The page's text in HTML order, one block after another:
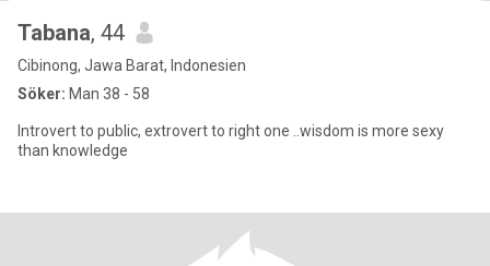
Tabana, 44
Cibinong, Jawa Barat, Indonesien
Söker: Man 38 - 58
Introvert to public, extrovert to right one ..wisdom is more sexy
than knowledge